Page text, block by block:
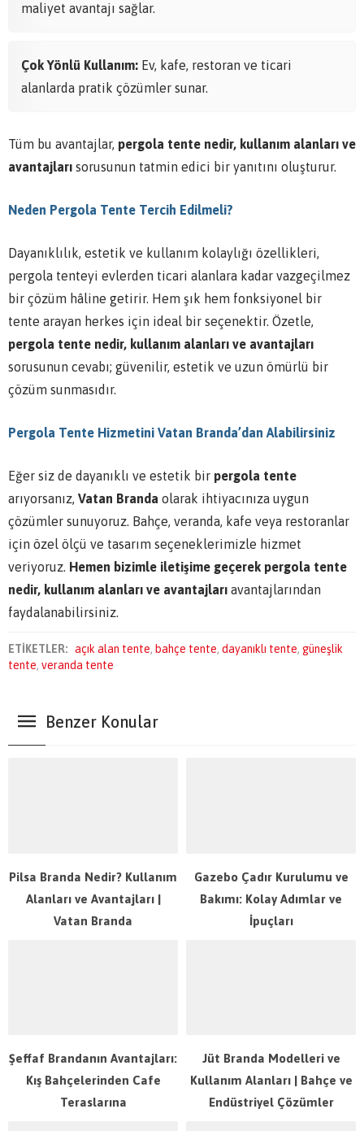
maliyet avantajı sağlar.
Çok Yönlü Kullanım: Ev, kafe, restoran ve ticari
alanlarda pratik çözümler sunar.
Tüm bu avantajlar, pergola tente nedir, kullanım alanları ve
avantajları sorusunun tatmin edici bir yanıtını oluşturur.
Neden Pergola Tente Tercih Edilmeli?
Dayanıklılık, estetik ve kullanım kolaylığı özellikleri,
pergola tenteyi evlerden ticari alanlara kadar vazgeçilmez
bir çözüm hâline getirir. Hem şık hem fonksiyonel bir
tente arayan herkes için ideal bir seçenektir. Özetle,
pergola tente nedir, kullanım alanları ve avantajları
sorusunun cevabı; güvenilir, estetik ve uzun ömürlü bir
çözüm sunmasıdır.
Pergola Tente Hizmetini Vatan Branda’dan Alabilirsiniz
Eğer siz de dayanıklı ve estetik bir pergola tente
arıyorsanız, Vatan Branda olarak ihtiyacınıza uygun
çözümler sunuyoruz. Bahçe, veranda, kafe veya restoranlar
için özel ölçü ve tasarım seçeneklerimizle hizmet
veriyoruz. Hemen bizimle iletişime geçerek pergola tente
nedir, kullanım alanları ve avantajları avantajlarından
faydalanabilirsiniz.
ETİKETLER: açık alan tente, bahçe tente, dayanıklı tente, güneşlik
tente, veranda tente
Benzer Konular
Pilsa Branda Nedir? Kullanım
Alanları ve Avantajları |
Vatan Branda
Gazebo Çadır Kurulumu ve
Bakımı: Kolay Adımlar ve
İpuçları
Şeffaf Brandanın Avantajları:
Kış Bahçelerinden Cafe
Teraslarına
Jüt Branda Modelleri ve
Kullanım Alanları | Bahçe ve
Endüstriyel Çözümler